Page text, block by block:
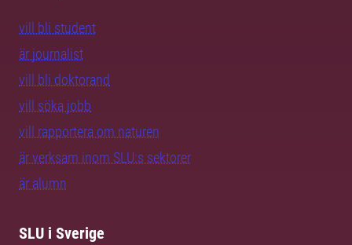
vill bli student
är journalist
vill bli doktorand
vill söka jobb
vill rapportera om naturen
är verksam inom SLU:s sektorer
är alumn
SLU i Sverige